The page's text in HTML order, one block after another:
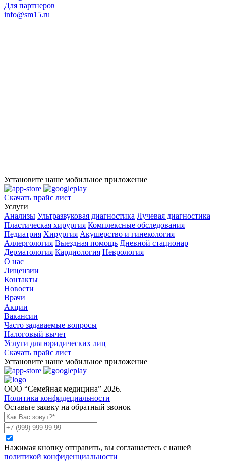
Для партнеров
info@sm15.ru
Установите наше мобильное приложение
Скачать прайс лист
Услуги
Анализы Ультразвуковая диагностика Лучевая диагностика
Пластическая хирургия Комплексные обследования
Педиатрия Хирургия Акушерство и гинекология
Аллергология Выездная помощь Дневной стационар
Дерматология Кардиология Неврология
О нас
Лицензии
Контакты
Новости
Врачи
Акции
Вакансии
Часто задаваемые вопросы
Налоговый вычет
Услуги для юридических лиц
Скачать прайс лист
Установите наше мобильное приложение
ООО “Семейная медицина” 2026.
Политика конфидециальности
Оставьте заявку на обратный звонок
Нажимая кнопку отправить, вы соглашаетесь с нашей
политикой конфиденциальности